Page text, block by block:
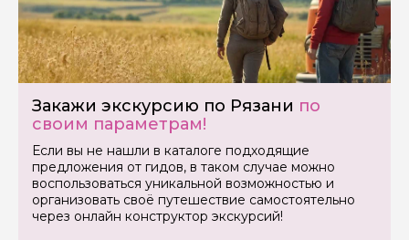
Закажи экскурсию по Рязани по
своим параметрам!
Если вы не нашли в каталоге подходящие
предложения от гидов, в таком случае можно
воспользоваться уникальной возможностью и
организовать своё путешествие самостоятельно
через онлайн конструктор экскурсий!
Задайте свой вопрос гиду
Как вас зовут
Ваша электронная почта
Ваш номер телефона